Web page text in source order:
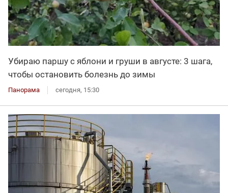
Убираю паршу с яблони и груши в августе: 3 шага,
чтобы остановить болезнь до зимы
Панорама сегодня, 15:30